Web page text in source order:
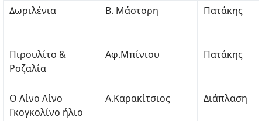
Δωριλένια Β. Μάστορη Πατάκης
Πιρουλίτο &
Ροζαλία
Αφ.Μπίνιου Πατάκης
Ο Λίνο Λίνο
Γκογκολίνο ήλιο
Α.Καρακίτσιος Διάπλαση